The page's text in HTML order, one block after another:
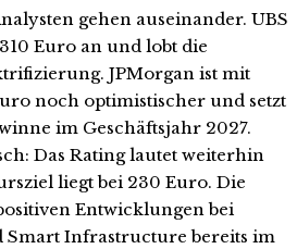
gehen auseinander. UBS
Euro an und lobt die
JPMorgan ist mit
noch optimistischer und setzt
im Geschäftsjahr 2027.
Das Rating lautet weiterhin
liegt bei 230 Euro. Die
Entwicklungen bei
Smart Infrastructure bereits im